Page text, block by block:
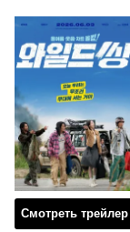
Смотреть трейлер